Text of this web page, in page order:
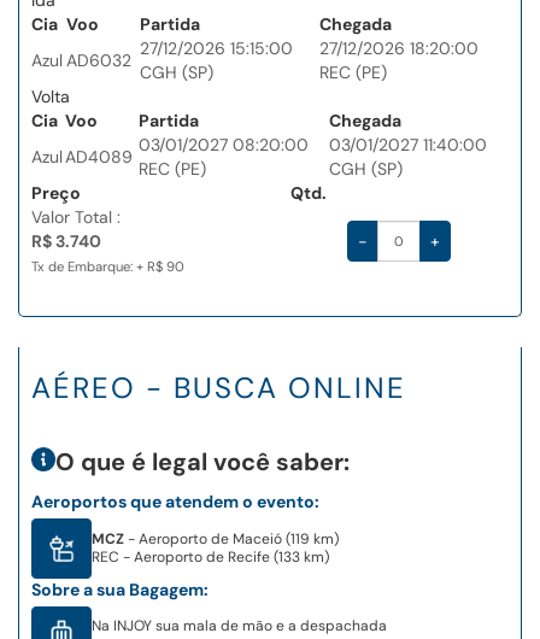
Cia Voo Partida
Chegada
Azul AD6032
27/12/2026 15:15:00
CGH (SP)
27/12/2026 18:20:00
REC (PE)
Volta
Cia Voo Partida
Chegada
AzulAD4089
03/01/2027 08:20:00
REC (PE)
03/01/2027 11:40:00
CGH (SP)
Preço
Qtd.
Valor Total :
R$ 3.740
Tx de Embarque: + R$ 90
- +
AÉREO - BUSCA ONLINE
O que é legal você saber:
Aeroportos que atendem o evento:
MCZ - Aeroporto de Maceió (119 km)
REC - Aeroporto de Recife (133 km)
Sobre a sua Bagagem:
Na INJOY sua mala de mão e a despachada